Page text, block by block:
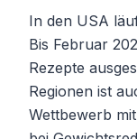
In den USA
Bis Februar
Rezepte
Regionen ist
Wettbewerb